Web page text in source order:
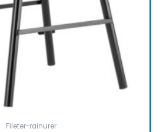
Fileter-rainurer